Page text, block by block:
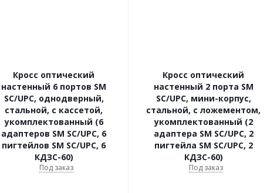
Кросс оптический
настенный 6 портов SM
SC/UPC, однодверный,
стальной, с кассетой,
укомплектованный (6
адаптеров SM SC/UPC, 6
пигтейлов SM SC/UPC, 6
КДЗС-60)
Под заказ
Кросс оптический
настенный 2 порта SM
SC/UPC, мини-корпус,
стальной, с ложементом,
укомплектованный (2
адаптера SM SC/UPC, 2
пигтейла SM SC/UPC, 2
КДЗС-60)
Под заказ